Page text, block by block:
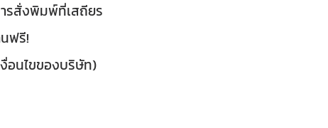
รสั่งพิมพ์ที่เสถียร
ฟรี!
อนไขของบริษัท)